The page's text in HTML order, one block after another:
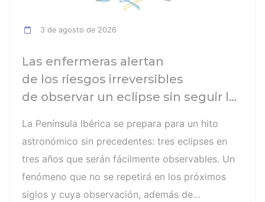
3 de agosto de 2026
Las enfermeras alertan
de los riesgos irreversibles
de observar un eclipse sin seguir las
solar es el mayor de los peligros
La Península Ibérica se prepara para un hito
astronómico sin precedentes: tres eclipses en
tres años que serán fácilmente observables. Un
fenómeno que no se repetirá en los próximos
siglos y cuya observación, además de